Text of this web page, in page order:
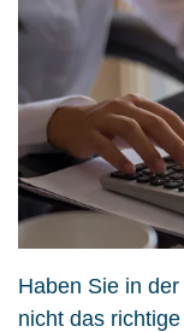
Haben Sie in
nicht das